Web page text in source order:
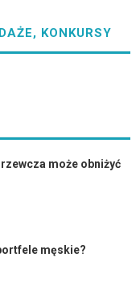
KONKURSY
może obniżyć
męskie?